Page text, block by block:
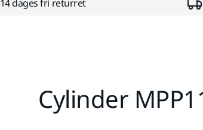
14 dages fri returret
Cylinder